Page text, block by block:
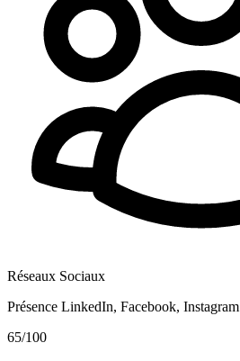
Réseaux Sociaux
Présence LinkedIn, Facebook, Instagram
65/100